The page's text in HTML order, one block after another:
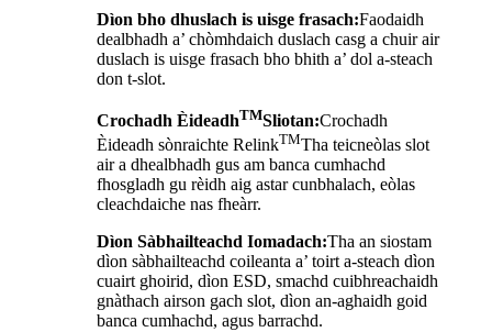
Dìon bho dhuslach is uisge frasach:Faodaidh
dealbhadh a’ chòmhdaich duslach casg a chuir air
duslach is uisge frasach bho bhith a’ dol a-steach
don t-slot.
Crochadh ÈideadhTMSliotan:Crochadh
Èideadh sònraichte RelinkTMTha teicneòlas slot
air a dhealbhadh gus am banca cumhachd
fhosgladh gu rèidh aig astar cunbhalach, eòlas
cleachdaiche nas fheàrr.
Dìon Sàbhailteachd Iomadach:Tha an siostam
dìon sàbhailteachd coileanta a’ toirt a-steach dìon
cuairt ghoirid, dìon ESD, smachd cuibhreachaidh
gnàthach airson gach slot, dìon an-aghaidh goid
banca cumhachd, agus barrachd.